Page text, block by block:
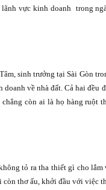
vực kinh doanh trong
sinh trưởng tại Sài Gòn
về nhà đất. Cả hai
còn ai là họ hàng ruột
tỏ ra tha thiết gì cho lắm
thơ ấu, khởi đầu với việc